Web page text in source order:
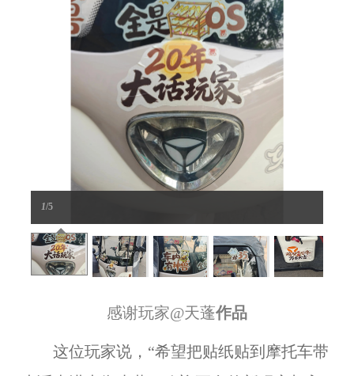
1/5
感谢玩家@天蓬作品
这位玩家说，“希望把贴纸贴到摩托车带